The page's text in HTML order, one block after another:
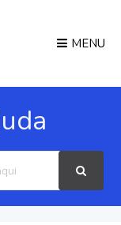
MENU